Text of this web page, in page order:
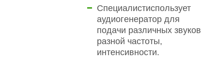
Специалистиспользует
аудиогенератор для
подачи различных звуков
разной частоты,
интенсивности.